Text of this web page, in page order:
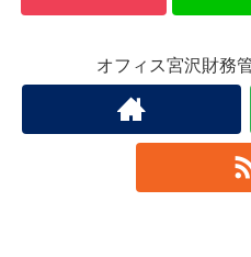
オフィス宮沢財務